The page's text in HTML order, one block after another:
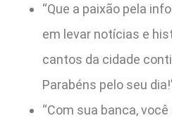
“Que a paixão pela
em levar notícias e
cantos da cidade
Parabéns pelo seu
“Com sua banca,